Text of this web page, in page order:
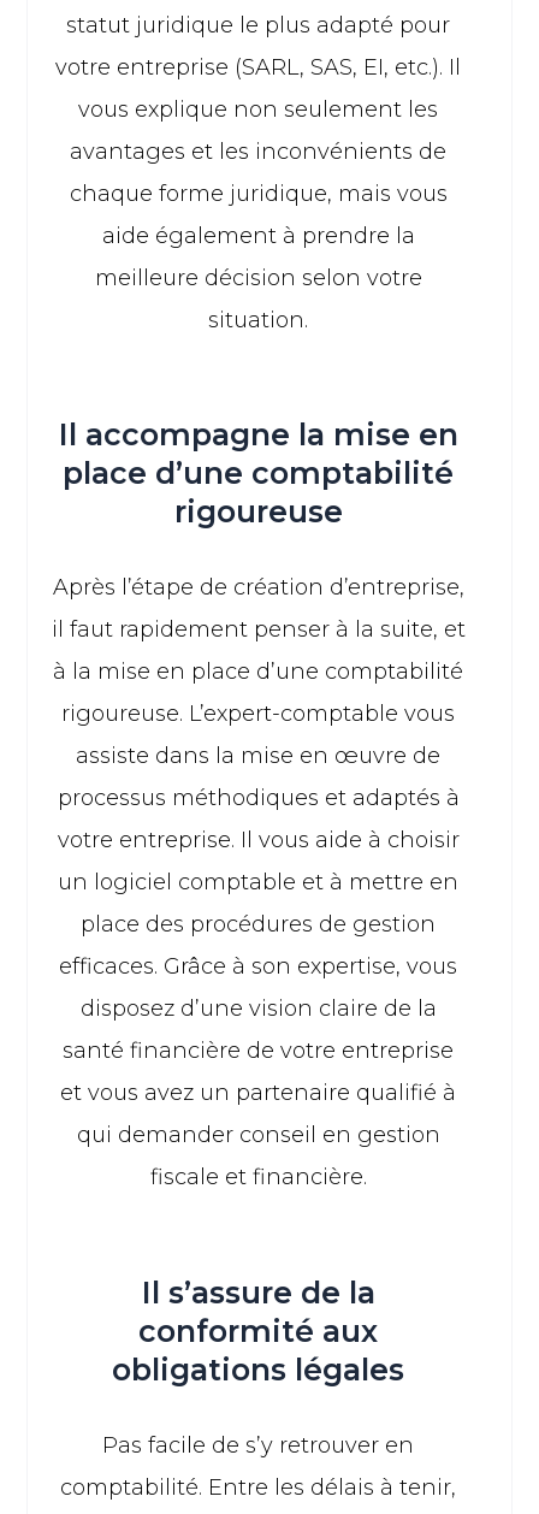
statut juridique le plus adapté pour
votre entreprise (SARL, SAS, EI, etc.). Il
vous explique non seulement les
avantages et les inconvénients de
chaque forme juridique, mais vous
aide également à prendre la
meilleure décision selon votre
situation.
Il accompagne la mise en
place d’une comptabilité
rigoureuse
Après l’étape de création d’entreprise,
il faut rapidement penser à la suite, et
à la mise en place d’une comptabilité
rigoureuse. L’expert-comptable vous
assiste dans la mise en œuvre de
processus méthodiques et adaptés à
votre entreprise. Il vous aide à choisir
un logiciel comptable et à mettre en
place des procédures de gestion
efficaces. Grâce à son expertise, vous
disposez d’une vision claire de la
santé financière de votre entreprise
et vous avez un partenaire qualifié à
qui demander conseil en gestion
fiscale et financière.
Il s’assure de la
conformité aux
obligations légales
Pas facile de s’y retrouver en
comptabilité. Entre les délais à tenir,